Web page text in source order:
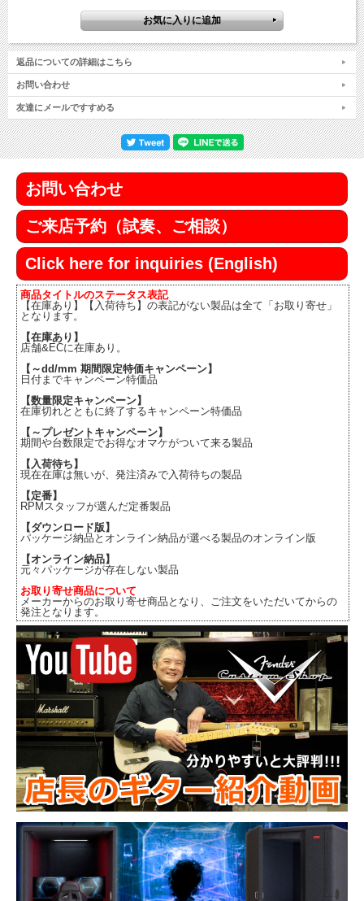
返品についての詳細はこちら
お問い合わせ
友達にメールですすめる
お問い合わせ
ご来店予約（試奏、ご相談）
Click here for inquiries (English)
商品タイトルのステータス表記
【在庫あり】【入荷待ち】の表記がない製品は全て「お取り寄せ」
となります。
【在庫あり】
店舗&ECに在庫あり。
【～dd/mm 期間限定特価キャンペーン】
日付までキャンペーン特価品
【数量限定キャンペーン】
在庫切れとともに終了するキャンペーン特価品
【～プレゼントキャンペーン】
期間や台数限定でお得なオマケがついて来る製品
【入荷待ち】
現在在庫は無いが、発注済みで入荷待ちの製品
【定番】
RPMスタッフが選んだ定番製品
【ダウンロード版】
パッケージ納品とオンライン納品が選べる製品のオンライン版
【オンライン納品】
元々パッケージが存在しない製品
お取り寄せ商品について
メーカーからのお取り寄せ商品となり、ご注文をいただいてからの
発注となります。